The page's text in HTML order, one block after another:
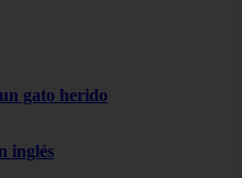
gato herido
inglés